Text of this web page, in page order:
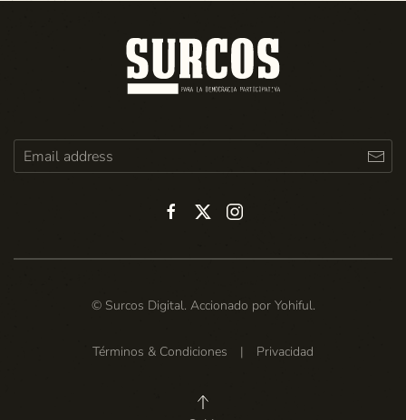
© Surcos Digital. Accionado por Yohiful.
Términos & Condiciones | Privacidad